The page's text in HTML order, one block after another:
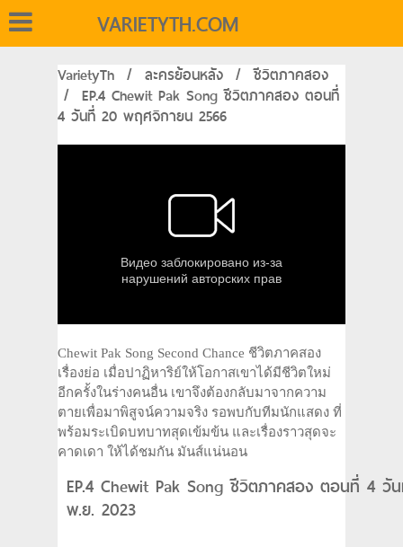
VARIETYTH.COM
VarietyTh / ละครย้อนหลัง / ชีวิตภาคสอง
/ EP.4 Chewit Pak Song ชีวิตภาคสอง ตอนที่
4 วันที่ 20 พฤศจิกายน 2566
Chewit Pak Song Second Chance ชีวิตภาคสอง
เรื่องย่อ เมื่อปาฏิหาริย์ให้โอกาสเขาได้มีชีวิตใหม่
อีกครั้งในร่างคนอื่น เขาจึงต้องกลับมาจากความ
ตายเพื่อมาพิสูจน์ความจริง รอพบกับทีมนักแสดง ที่
พร้อมระเบิดบทบาทสุดเข้มข้น และเรื่องราวสุดจะ
คาดเดา ให้ได้ชมกัน มันส์แน่นอน
EP.4 Chewit Pak Song ชีวิตภาคสอง ตอนที่ 4
พ.ย. 2023